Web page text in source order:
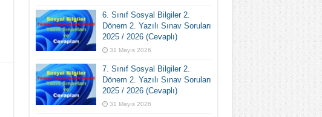
6. Sınıf Sosyal Bilgiler 2.
Dönem 2. Yazılı Sınav Soruları
2025 / 2026 (Cevaplı)
31 Mayıs 2026
7. Sınıf Sosyal Bilgiler 2.
Dönem 2. Yazılı Sınav Soruları
2025 / 2026 (Cevaplı)
31 Mayıs 2026